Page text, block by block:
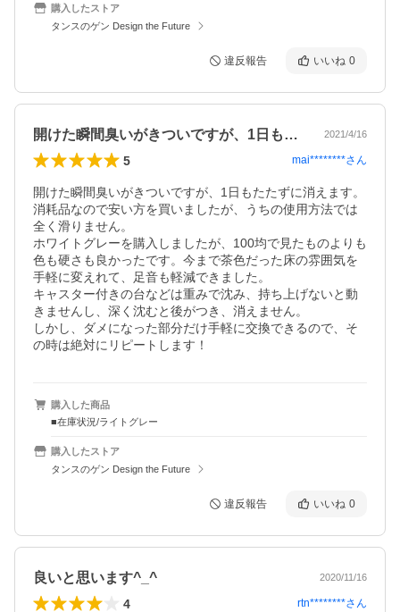
購入したストア
タンスのゲン Design the Future
違反報告 いいね 0
開けた瞬間臭いがきついですが、1日もた… 2021/4/16
5 mai********さん
開けた瞬間臭いがきついですが、1日もたたずに消えます。
消耗品なので安い方を買いましたが、うちの使用方法では
全く滑りません。
ホワイトグレーを購入しましたが、100均で見たものよりも
色も硬さも良かったです。今まで茶色だった床の雰囲気を
手軽に変えれて、足音も軽減できました。
キャスター付きの台などは重みで沈み、持ち上げないと動
きませんし、深く沈むと後がつき、消えません。
しかし、ダメになった部分だけ手軽に交換できるので、そ
の時は絶対にリピートします！
購入した商品
■在庫状況/ライトグレー
購入したストア
タンスのゲン Design the Future
違反報告 いいね 0
良いと思います^_^ 2020/11/16
4 rtn********さん